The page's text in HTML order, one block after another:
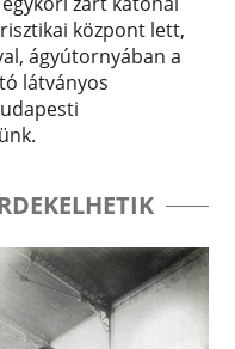
központ lett,
ágyútornyában a
látványos